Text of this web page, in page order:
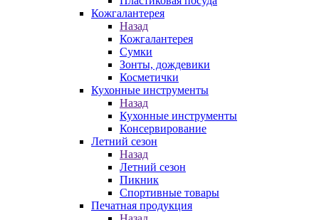
Кожгалантерея
Назад
Кожгалантерея
Сумки
Зонты, дождевики
Косметички
Кухонные инструменты
Назад
Кухонные инструменты
Консервирование
Летний сезон
Назад
Летний сезон
Пикник
Спортивные товары
Печатная продукция